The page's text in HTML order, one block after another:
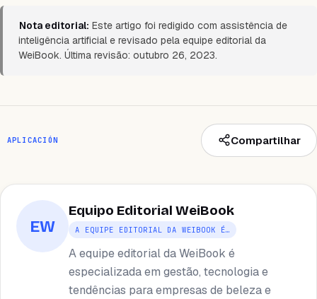
Nota editorial: Este artigo foi redigido com assistência de
inteligência artificial e revisado pela equipe editorial da
WeiBook. Última revisão: outubro 26, 2023.
APLICACIÓN Compartilhar
EW
Equipo Editorial WeiBook
A EQUIPE EDITORIAL DA WEIBOOK É…
A equipe editorial da WeiBook é
especializada em gestão, tecnologia e
tendências para empresas de beleza e